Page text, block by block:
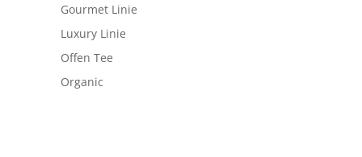
Gourmet Linie
Luxury Linie
Offen Tee
Organic